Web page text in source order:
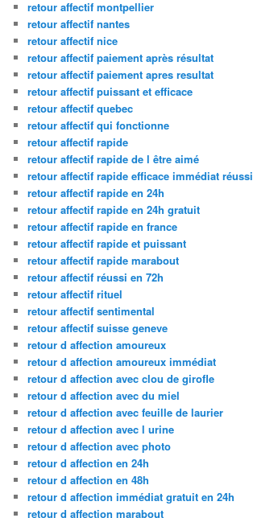
retour affectif montpellier
retour affectif nantes
retour affectif nice
retour affectif paiement après résultat
retour affectif paiement apres resultat
retour affectif puissant et efficace
retour affectif quebec
retour affectif qui fonctionne
retour affectif rapide
retour affectif rapide de l être aimé
retour affectif rapide efficace immédiat réussi
retour affectif rapide en 24h
retour affectif rapide en 24h gratuit
retour affectif rapide en france
retour affectif rapide et puissant
retour affectif rapide marabout
retour affectif réussi en 72h
retour affectif rituel
retour affectif sentimental
retour affectif suisse geneve
retour d affection amoureux
retour d affection amoureux immédiat
retour d affection avec clou de girofle
retour d affection avec du miel
retour d affection avec feuille de laurier
retour d affection avec l urine
retour d affection avec photo
retour d affection en 24h
retour d affection en 48h
retour d affection immédiat gratuit en 24h
retour d affection marabout